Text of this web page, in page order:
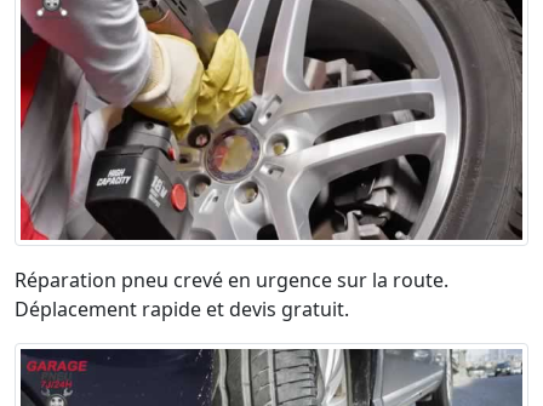
Réparation pneu crevé en urgence sur la route.
Déplacement rapide et devis gratuit.